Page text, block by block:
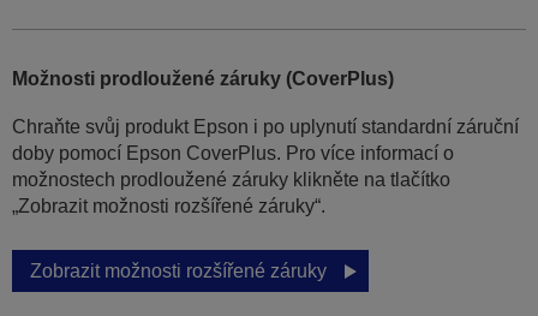
Možnosti prodloužené záruky (CoverPlus)
Chraňte svůj produkt Epson i po uplynutí standardní záruční
doby pomocí Epson CoverPlus. Pro více informací o
možnostech prodloužené záruky klikněte na tlačítko
„Zobrazit možnosti rozšířené záruky“.
Zobrazit možnosti rozšířené záruky